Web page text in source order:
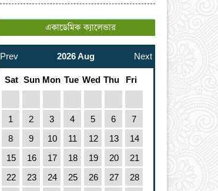
একাডেমিক ক্যালেন্ডার
Prev 2026 Aug Next
Sat Sun Mon Tue Wed Thu Fri
1 2 3 4 5 6
7
8
9 10 11 12 13
14
15
16 17 18 19 20
21
22
23 24 25 26 27
28